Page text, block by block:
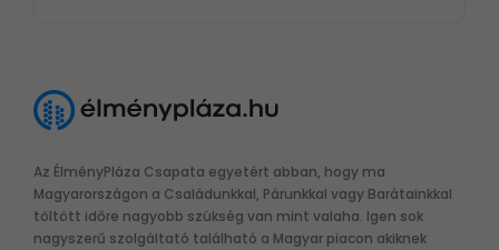
Az ÉlményPláza Csapata egyetért abban, hogy ma
Magyarországon a Családunkkal, Párunkkal vagy Barátainkkal
töltött időre nagyobb szükség van mint valaha. Igen sok
nagyszerű szolgáltató található a Magyar piacon akiknek